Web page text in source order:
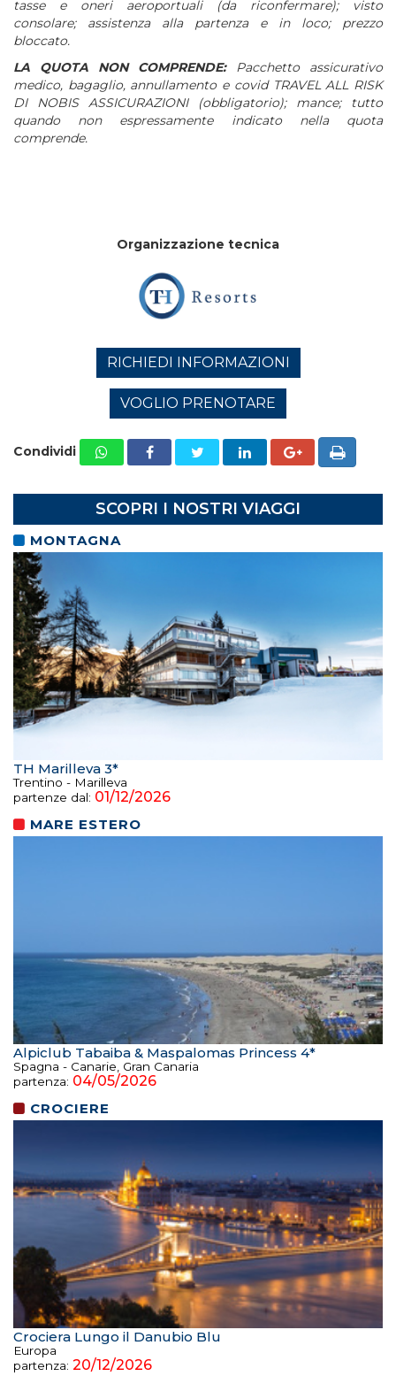
tasse e oneri aeroportuali (da riconfermare); visto
consolare; assistenza alla partenza e in loco; prezzo
bloccato.
LA QUOTA NON COMPRENDE:Pacchetto assicurativo
medico, bagaglio, annullamento e covid TRAVEL ALL RISK
DI NOBIS ASSICURAZIONI (obbligatorio); mance; tutto
quando non espressamente indicato nella quota
comprende.
Organizzazione tecnica
RICHIEDI INFORMAZIONI
VOGLIO PRENOTARE
Condividi
SCOPRI I NOSTRI VIAGGI
MONTAGNA
TH Marilleva 3*
Trentino - Marilleva
partenze dal: 01/12/2026
MARE ESTERO
Alpiclub Tabaiba & Maspalomas Princess 4*
Spagna - Canarie, Gran Canaria
partenza: 04/05/2026
CROCIERE
Crociera Lungo il Danubio Blu
Europa
partenza: 20/12/2026